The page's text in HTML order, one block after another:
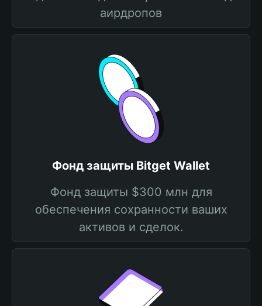
аирдропов
Фонд защиты Bitget Wallet
Фонд защиты $300 млн для
обеспечения сохранности ваших
активов и сделок.